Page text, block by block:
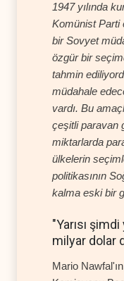
1947 yılında
Komünist Parti
bir Sovyet
özgür bir
tahmin
müdahale
vardı. Bu
çeşitli paravan
miktarlarda
ülkelerin
politikasının
kalma eski bir
"Yarısı
milyar dolar
Mario